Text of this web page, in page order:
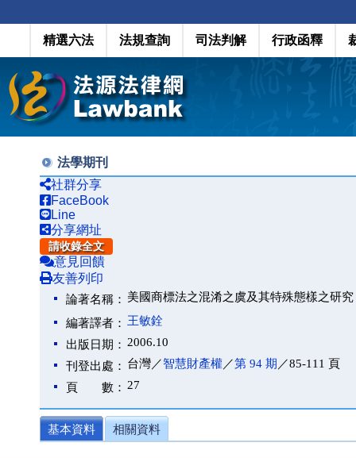
精選六法 法規查詢 司法判解 行政函釋
法學期刊
社群分享
FaceBook
Line
分享網址
請收錄全文
意見回饋
友善列印
論著名稱： 美國商標法之混淆之虞及其特殊態樣之研究
編著譯者： 王敏銓
出版日期： 2006.10
刊登出處： 台灣／智慧財產權／第 94 期 ／85-111 頁
頁 數： 27
基本資料 相關資料